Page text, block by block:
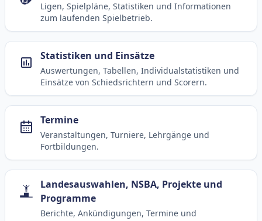
Ligen, Spielpläne, Statistiken und Informationen
zum laufenden Spielbetrieb.
Statistiken und Einsätze
Auswertungen, Tabellen, Individualstatistiken und
Einsätze von Schiedsrichtern und Scorern.
Termine
Veranstaltungen, Turniere, Lehrgänge und
Fortbildungen.
Landesauswahlen, NSBA, Projekte und
Programme
Berichte, Ankündigungen, Termine und